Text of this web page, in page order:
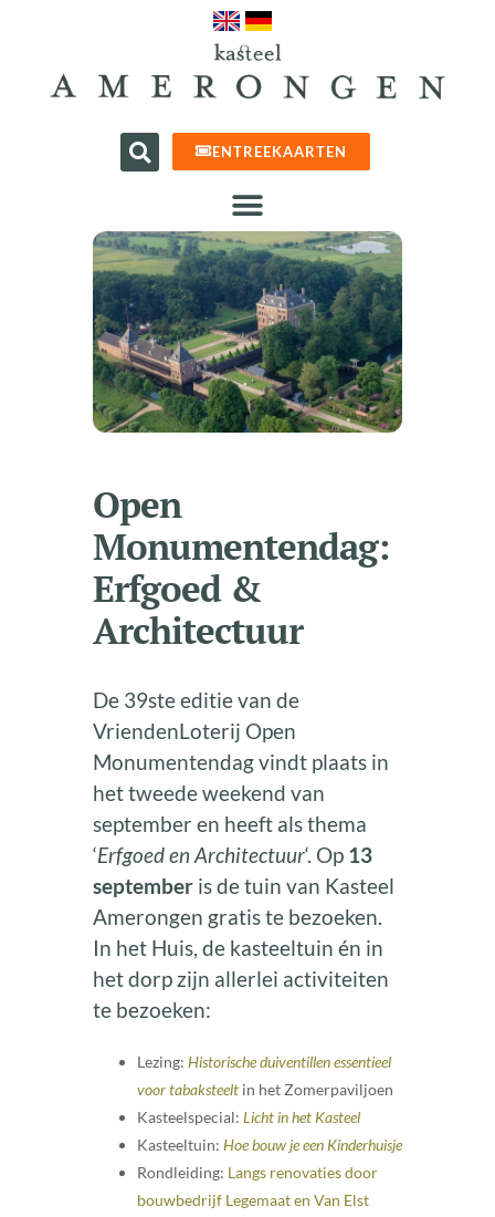
ENTREEKAARTEN
Open
Monumentendag:
Erfgoed &
Architectuur
De 39ste editie van de
VriendenLoterij Open
Monumentendag vindt plaats in
het tweede weekend van
september en heeft als thema
‘Erfgoed en Architectuur‘. Op 13
september is de tuin van Kasteel
Amerongen gratis te bezoeken.
In het Huis, de kasteeltuin én in
het dorp zijn allerlei activiteiten
te bezoeken:
Lezing: Historische duiventillen essentieel
voor tabaksteelt in het Zomerpaviljoen
Kasteelspecial: Licht in het Kasteel
Kasteeltuin: Hoe bouw je een Kinderhuisje
Rondleiding: Langs renovaties door
bouwbedrijf Legemaat en Van Elst